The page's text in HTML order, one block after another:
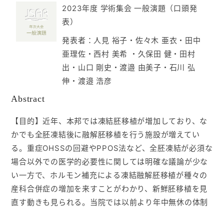
年次大会・イベント
世界のトレンド
お問い合わせ
ログイン
2023年度 学術集会 一般演題（口頭発
表）
発表者：人見 裕子・佐々木 亜衣・田中
亜理佐・西村 美希 ・久保田 健・田村
出・山口 剛史・渡邉 由美子・石川 弘
伸・渡邉 浩彦
Abstract
【目的】近年、本邦では凍結胚移植が増加しており、な
かでも全胚凍結後に融解胚移植を行う施設が増えてい
る。重症OHSSの回避やPPOS法など、全胚凍結が必須な
場合以外での医学的必要性に関しては明確な議論が少な
い一方で、ホルモン補充による凍結融解胚移植が種々の
産科合併症の増加を来すことがわかり、新鮮胚移植を見
直す動きも見られる。当院では以前より年中無休の体制